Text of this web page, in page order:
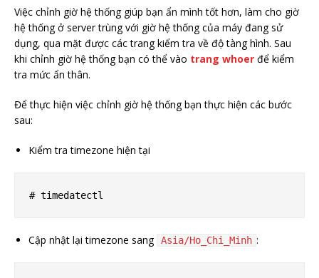
Việc chỉnh giờ hệ thống giúp bạn ẩn mình tốt hơn, làm cho giờ
hệ thống ở server trùng với giờ hệ thống của máy đang sử
dụng, qua mặt được các trang kiểm tra về độ tàng hình. Sau
khi chỉnh giờ hệ thống bạn có thể vào trang whoer để kiểm
tra mức ẩn thân.
Để thực hiện việc chỉnh giờ hệ thống bạn thực hiện các bước
sau:
Kiểm tra timezone hiện tại
Cập nhật lại timezone sang Asia/Ho_Chi_Minh :